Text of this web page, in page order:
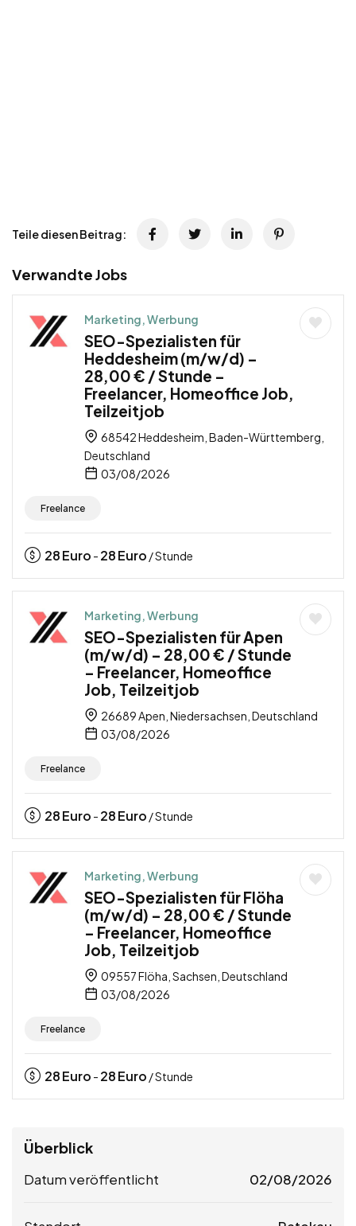
Teile diesen Beitrag:
Verwandte Jobs
Marketing, Werbung
SEO-Spezialisten für
Heddesheim (m/w/d) –
28,00 € / Stunde –
Freelancer, Homeoffice Job,
Teilzeitjob
68542 Heddesheim, Baden-Württemberg,
Deutschland
03/08/2026
Freelance
28Euro - 28Euro / Stunde
Marketing, Werbung
SEO-Spezialisten für Apen
(m/w/d) – 28,00 € / Stunde
– Freelancer, Homeoffice
Job, Teilzeitjob
26689 Apen, Niedersachsen, Deutschland
03/08/2026
Freelance
28Euro - 28Euro / Stunde
Marketing, Werbung
SEO-Spezialisten für Flöha
(m/w/d) – 28,00 € / Stunde
– Freelancer, Homeoffice
Job, Teilzeitjob
09557 Flöha, Sachsen, Deutschland
03/08/2026
Freelance
28Euro - 28Euro / Stunde
Überblick
Datum veröffentlicht 02/08/2026